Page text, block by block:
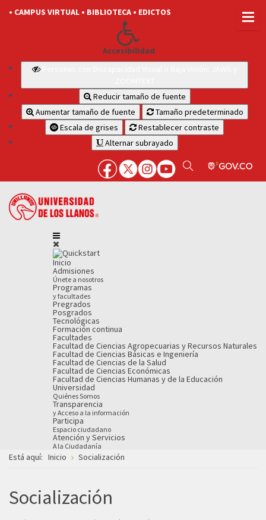
• CAMPUS VIRTUAL • BIBLIOTECA • EDICTOS
Accesibilidad
Reducir tamaño de fuente
Aumentar tamaño de fuente
Tamaño predeterminado
Escala de grises
Restablecer contraste
Alternar subrayado
Inicio
Admisiones
Únete a nosotros
Programas
y facultades
Pregrados
Posgrados
Tecnológicas
Formación continua
Facultades
Facultad de Ciencias Agropecuarias y Recursos Naturales
Facultad de Ciencias Básicas e Ingeniería
Facultad de Ciencias de la Salud
Facultad de Ciencias Económicas
Facultad de Ciencias Humanas y de la Educación
Universidad
Quiénes Somos
Transparencia
y Acceso a la información
Participa
Espacio ciudadano
Atención y Servicios
A la Ciudadanía
Está aquí: Inicio Socialización
Socialización